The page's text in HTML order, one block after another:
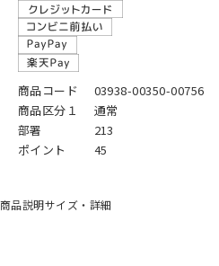
商品コード
03938-00350-00756
商品区分１
通常
部署
213
ポイント
45
商品説明サイズ・詳細